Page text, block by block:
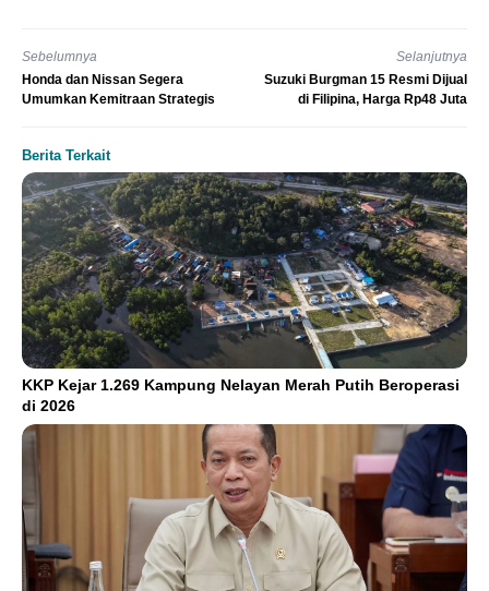
Sebelumnya
Honda dan Nissan Segera
Umumkan Kemitraan Strategis
Selanjutnya
Suzuki Burgman 15 Resmi Dijual
di Filipina, Harga Rp48 Juta
Berita Terkait
KKP Kejar 1.269 Kampung Nelayan Merah Putih Beroperasi
di 2026